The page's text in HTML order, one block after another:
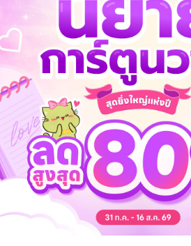
าจร้ายที่หิวกระหายซ่อนอยู่”
อย่างเพื่อรักษาหน้ากากที่เขาสวม"
งผู้หญิงโชคร้ายให้มาติดกับ เพื่อระบายคว